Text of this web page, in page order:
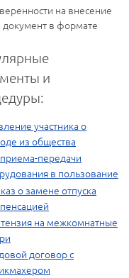
на внесение
в формате
и
участника о
из общества
передачи
в пользование
о замене отпуска
на межкомнатные
договор с